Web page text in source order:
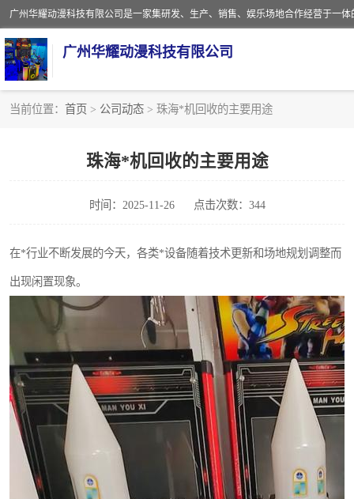
广州华耀动漫科技有限公司
当前位置： 首页 > 公司动态 > 珠海*机回收的主要用途
珠海*机回收的主要用途
时间：2025-11-26 点击次数：344
在*行业不断发展的今天，各类*设备随着技术更新和场地规划调整而
出现闲置现象。
游戏厅回收